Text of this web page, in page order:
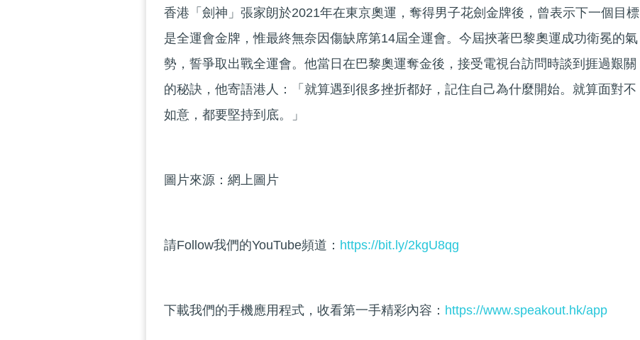
香港「劍神」張家朗於2021年在東京奧運，奪得男子花劍金牌後，曾表示下一個目標
是全運會金牌，惟最終無奈因傷缺席第14屆全運會。今屆挾著巴黎奧運成功衛冕的氣
勢，誓爭取出戰全運會。他當日在巴黎奧運奪金後，接受電視台訪問時談到捱過艱關
的秘訣，他寄語港人：「就算遇到很多挫折都好，記住自己為什麼開始。就算面對不
如意，都要堅持到底。」
圖片來源：網上圖片
請Follow我們的YouTube頻道： https://bit.ly/2kgU8qg
下載我們的手機應用程式，收看第一手精彩內容： https://www.speakout.hk/app